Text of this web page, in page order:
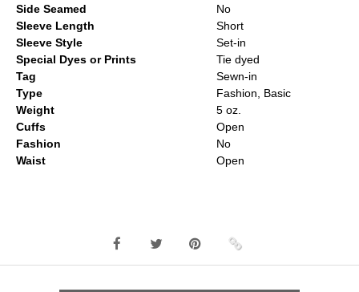
Side Seamed
No
Sleeve Length
Short
Sleeve Style
Set-in
Special Dyes or Prints
Tie dyed
Tag
Sewn-in
Type
Fashion, Basic
Weight
5 oz.
Cuffs
Open
Fashion
No
Waist
Open